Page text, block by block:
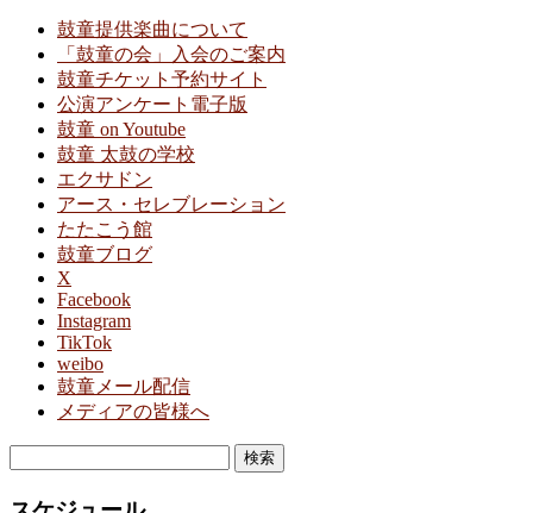
鼓童提供楽曲について
「鼓童の会」入会のご案内
鼓童チケット予約サイト
公演アンケート電子版
鼓童 on Youtube
鼓童 太鼓の学校
エクサドン
アース・セレブレーション
たたこう館
鼓童ブログ
X
Facebook
Instagram
TikTok
weibo
鼓童メール配信
メディアの皆様へ